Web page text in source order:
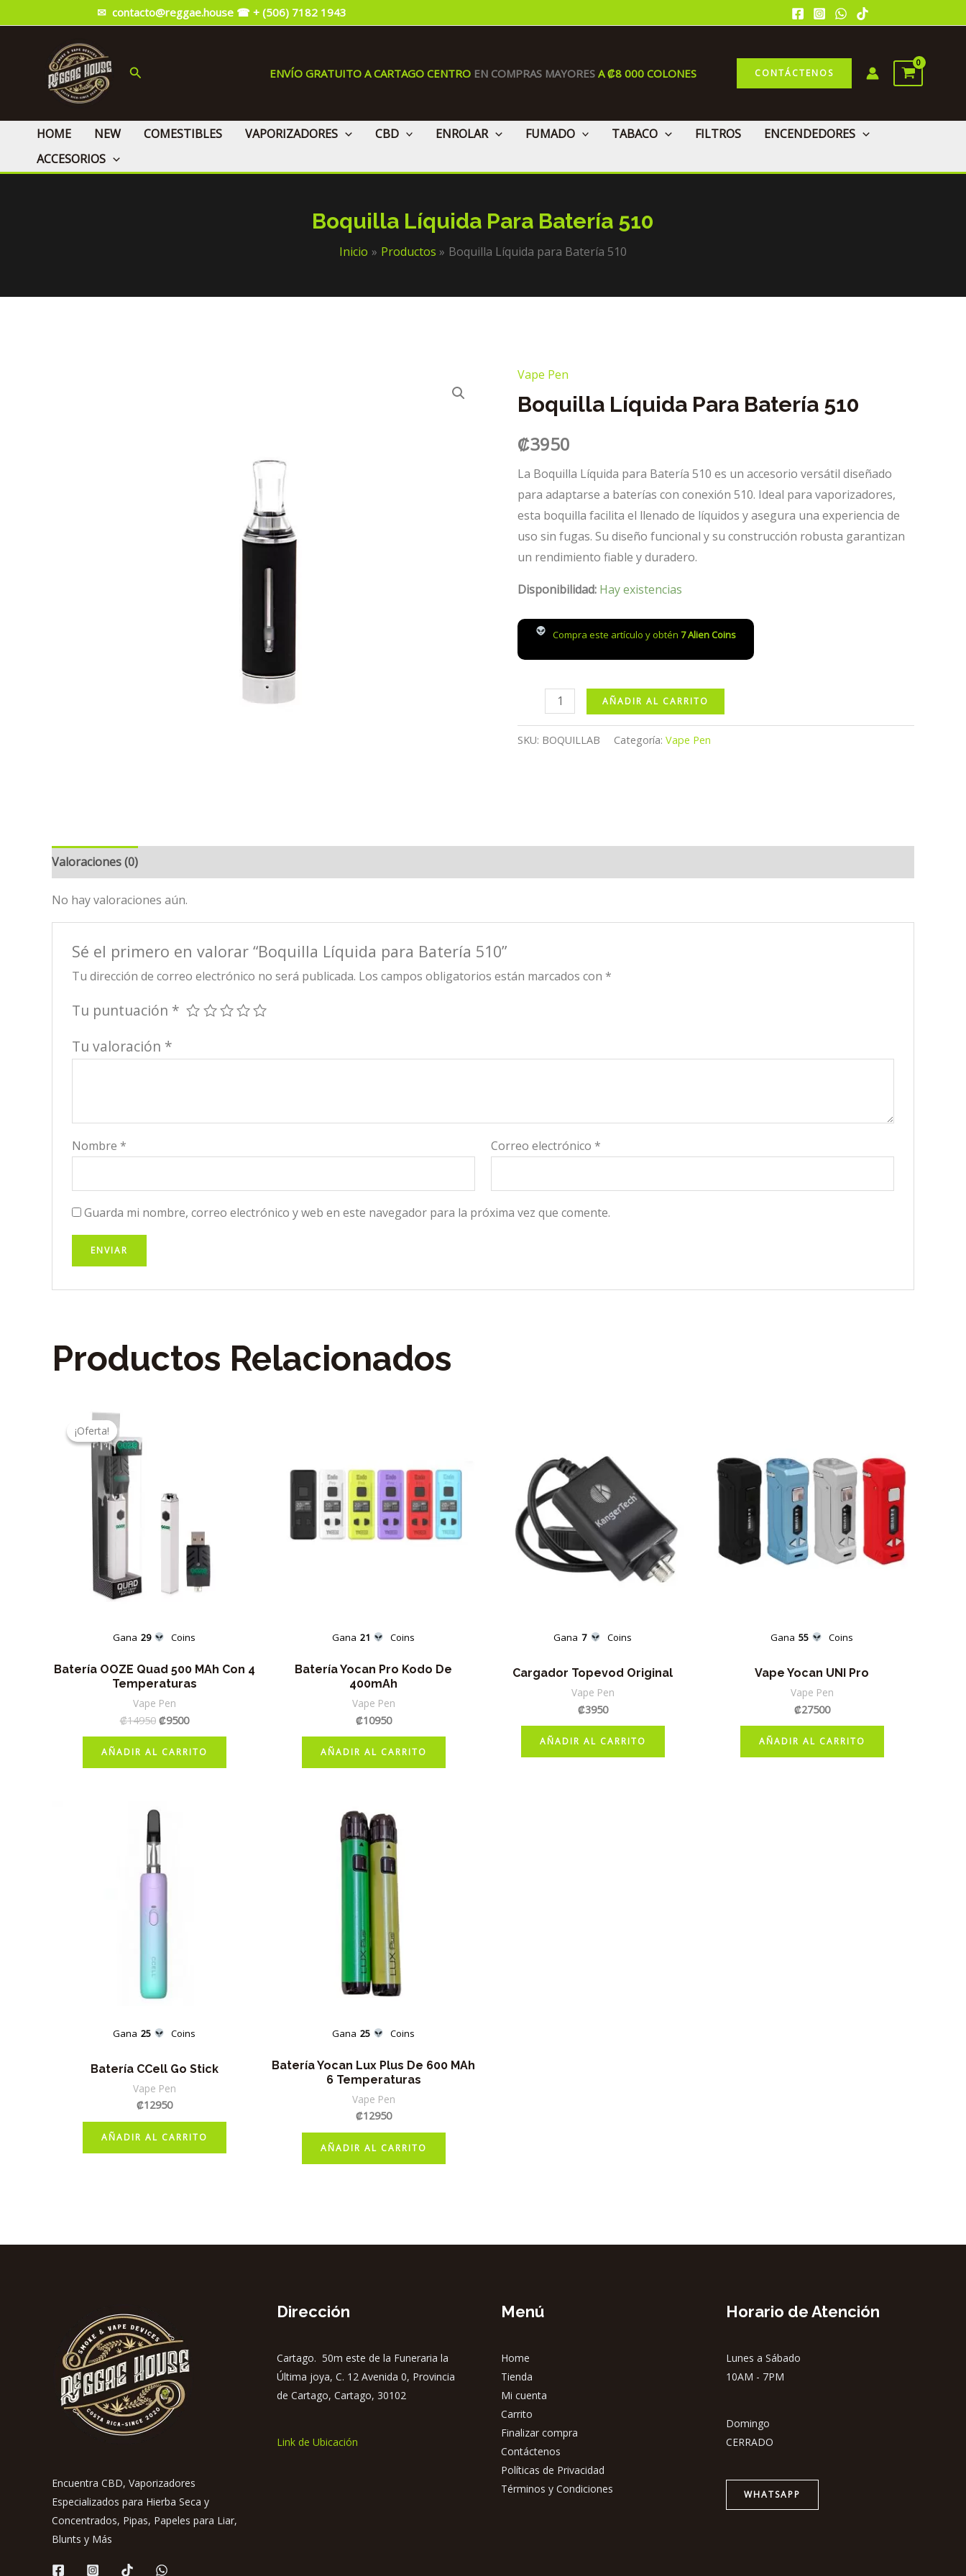
al
✉ contacto@reggae.house ☎ + (506) 7182 1943
Buscar ENVÍO GRATUITO A CARTAGO CENTRO EN COMPRAS MAYORES A ₡8 000 COLONES CONTÁCTENOS
HOME NEW COMESTIBLES VAPORIZADORES CBD ENROLAR FUMADO TABACO FILTROS
ENCENDEDORES
ACCESORIOS
Boquilla Líquida Para Batería 510
Inicio Productos Boquilla Líquida para Batería 510
Vape Pen
Boquilla Líquida Para Batería 510
₡3950
La Boquilla Líquida para Batería 510 es un accesorio versátil diseñado
para adaptarse a baterías con conexión 510. Ideal para vaporizadores,
esta boquilla facilita el llenado de líquidos y asegura una experiencia de
uso sin fugas. Su diseño funcional y su construcción robusta garantizan
un rendimiento fiable y duradero.
Disponibilidad: Hay existencias
Compra este artículo y obtén 7Alien Coins
Boquilla
Líquida
para
AÑADIR AL CARRITO
SKU: BOQUILLAB Categoría: Vape Pen
Valoraciones (0)
No hay valoraciones aún.
Sé el primero en valorar “Boquilla Líquida para Batería 510”
Tu dirección de correo electrónico no será publicada. Los campos obligatorios están marcados con *
Tu puntuación *
Tu valoración *
Nombre * Correo electrónico *
Guarda mi nombre, correo electrónico y web en este navegador para la próxima vez que comente.
Productos Relacionados
¡Oferta!
Gana 29 Coins
¡Oferta!
Batería OOZE Quad 500 MAh Con 4
Temperaturas
Vape Pen
₡14950 El
original
era:
₡14950.
₡9500El
actual
es:
₡9500.
AÑADIR AL CARRITO
Gana 21 Coins
Batería Yocan Pro Kodo De
400mAh
Vape Pen
₡10950
AÑADIR AL CARRITO
Gana 7 Coins
Cargador Topevod Original
Vape Pen
₡3950
AÑADIR AL CARRITO
Gana 55 Coins
Vape Yocan UNI Pro
Vape Pen
₡27500
AÑADIR AL CARRITO
Gana 25 Coins
Batería CCell Go Stick
Vape Pen
₡12950
AÑADIR AL CARRITO
Gana 25 Coins
Batería Yocan Lux Plus De 600 MAh
6 Temperaturas
Vape Pen
₡12950
AÑADIR AL CARRITO
Encuentra CBD, Vaporizadores
Especializados para Hierba Seca y
Concentrados, Pipas, Papeles para Liar,
Blunts y Más
Dirección
Cartago. 50m este de la Funeraria la
Última joya, C. 12 Avenida 0, Provincia
de Cartago, Cartago, 30102
Link de Ubicación
Menú
Home
Tienda
Mi cuenta
Carrito
Finalizar compra
Contáctenos
Políticas de Privacidad
Términos y Condiciones
Horario de Atención
Lunes a Sábado
10AM - 7PM
Domingo
CERRADO
WHATSAPP